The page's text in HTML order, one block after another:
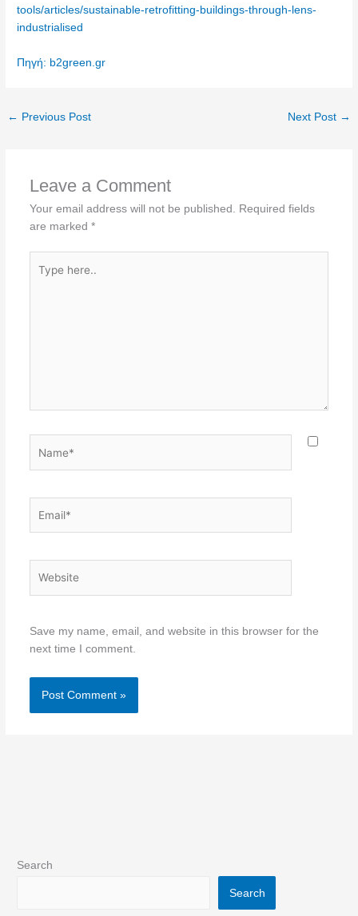
tools/articles/sustainable-retrofitting-buildings-through-lens-
industrialised
Πηγή: b2green.gr
← Previous Post Next Post →
Leave a Comment
Your email address will not be published.
Required fields
are marked *
here..
Save my name, email, and website in this browser for the
next time I comment.
Search
Search